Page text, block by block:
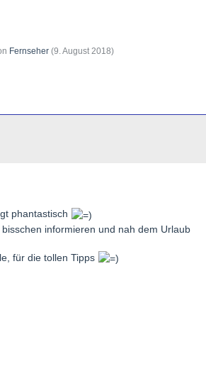
Fernseher (9. August 2018)
phantastisch
informieren und nah dem Urlaub
für die tollen Tipps